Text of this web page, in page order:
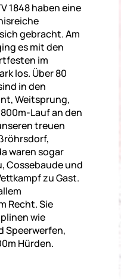
1848 haben eine
gebracht. Am
es mit den
im
los. Über 80
in den
Weitsprung,
Lauf an den
treuen
waren sogar
Cossebaude und
zu Gast.
Recht. Sie
wie
Speerwerfen,
Hürden.